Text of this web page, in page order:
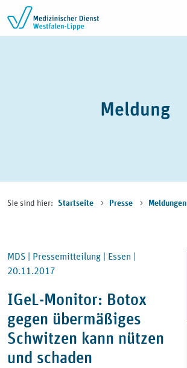
Zum Inhalt springen
Meldung
Sie sind hier: Startseite Presse Meldungen
MDS | Pressemitteilung | Essen |
20.11.2017
IGeL-Monitor: Botox
gegen übermäßiges
Schwitzen kann nützen
und schaden